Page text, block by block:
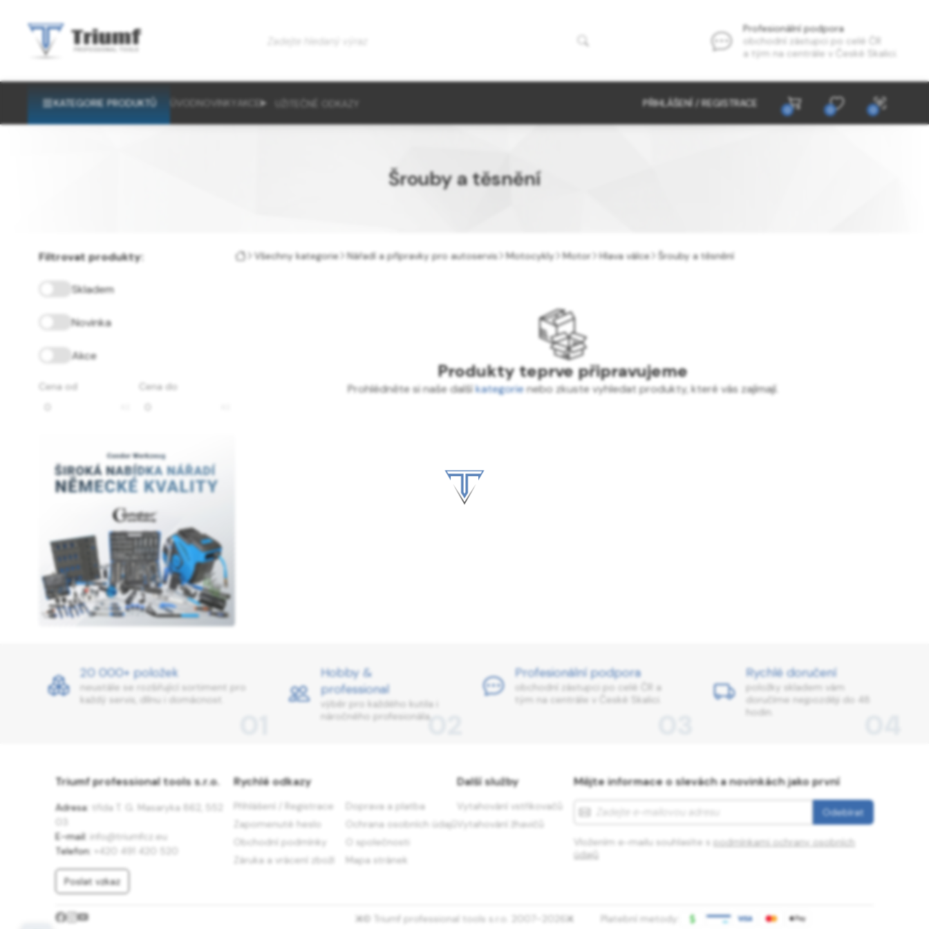
Profesionální podpora
obchodní zástupci po celé ČR
a tým na centrále v České Skalici.
KATEGORIE PRODUKTŮ ÚVODNOVINKY AKCE UŽITEČNÉ ODKAZY PŘIHLÁŠENÍ / REGISTRACE
0 0 0
Šrouby a těsnění
Filtrovat produkty:
Skladem
Novinka
Akce
Cena od Cena do
Všechny kategorie Nářadí a přípravky pro autoservis Motocykly Motor Hlava válce Šrouby a těsnění
Produkty teprve připravujeme
Prohlédněte si naše dalšíkategorienebo zkuste vyhledat produkty, které vás zajímají.
20 000+ položek
neustále se rozšiřující sortiment pro
každý servis, dílnu i domácnost.
Hobby &
professional
výběr pro každého kutila i
náročného profesionála.02
Profesionální podpora
obchodní zástupci po celé ČR a
tým na centrále v České Skalici.
Rychlé doručení
položky skladem vám
doručíme nejpozději do 48
hodin.
Triumf professional tools s.r.o.
Adresa: třída T. G. Masaryka 862, 552
E-mail: info@triumfcz.eu
Telefon: +420 491 420 520
Poslat vzkaz
Rychlé odkazy
Přihlášení / Registrace
Zapomenuté heslo
Obchodní podmínky
Záruka a vrácení zboží
Doprava a platba
Ochrana osobních údajů
O společnosti
Mapa stránek
Další služby
Vytahování vstřikovačů
Vytahování žhavičů
Mějte informace o slevách a novinkách jako první
Vložením e-mailu souhlasíte spodmínkami ochrany osobních
údajů
© Triumf professional tools s.r.o. 2007–2026 Platební metody: